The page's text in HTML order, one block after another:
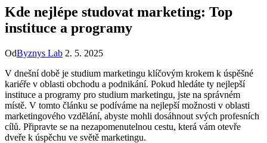
Kde nejlépe studovat marketing: Top
instituce a programy
OdByznys Lab 2. 5. 2025
V dnešní době je studium marketingu klíčovým krokem k úspěšné
kariéře v oblasti obchodu a podnikání. Pokud hledáte ty nejlepší
instituce a programy pro studium marketingu, jste na správném
místě. V tomto článku se podíváme na nejlepší možnosti v oblasti
marketingového vzdělání, abyste mohli dosáhnout svých profesních
cílů. Připravte se na nezapomenutelnou cestu, která vám otevře
dveře k úspěchu ve světě marketingu.